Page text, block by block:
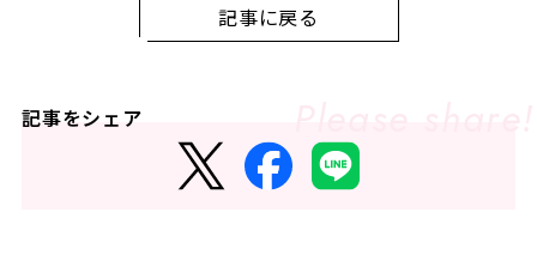
記事に戻る
記事をシェア